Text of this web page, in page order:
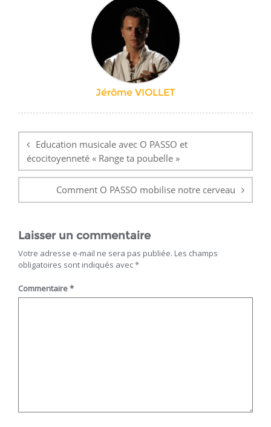
Jérôme VIOLLET
de
l’article
Education musicale avec O PASSO et
écocitoyenneté « Range ta poubelle »
Comment O PASSO mobilise notre cerveau
Laisser un commentaire
Votre adresse e-mail ne sera pas publiée. Les champs
obligatoires sont indiqués avec*
Commentaire*